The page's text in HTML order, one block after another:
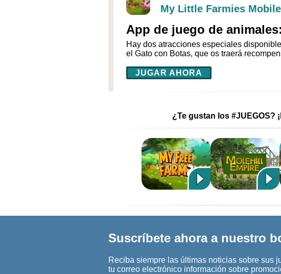
My Little Farmies Mobile
App de juego de
Hay dos atracciones especiales
el Gato con Botas, que os traerá
JUGAR AHORA
¿Te gustan los #JUEGOS?
Suscríbete ahora a nuestro
Reciba siempre las últimas noticias sobre sus
tu correo electrónico información sobre